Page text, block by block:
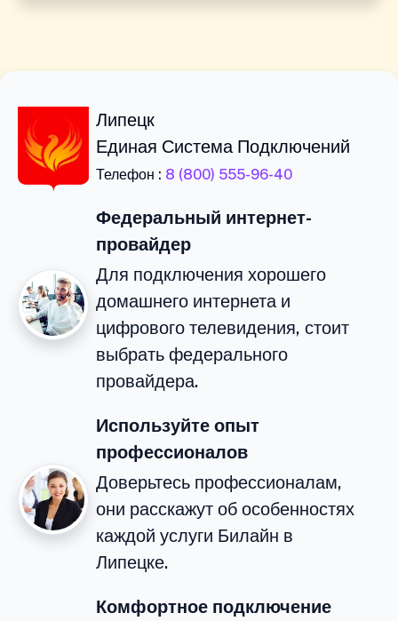
Липецк
Единая Система Подключений
Телефон : 8 (800) 555-96-40
Федеральный интернет-
провайдер
Для подключения хорошего
домашнего интернета и
цифрового телевидения, стоит
выбрать федерального
провайдера.
Используйте опыт
профессионалов
Доверьтесь профессионалам,
они расскажут об особенностях
каждой услуги Билайн в
Липецке.
Комфортное подключение